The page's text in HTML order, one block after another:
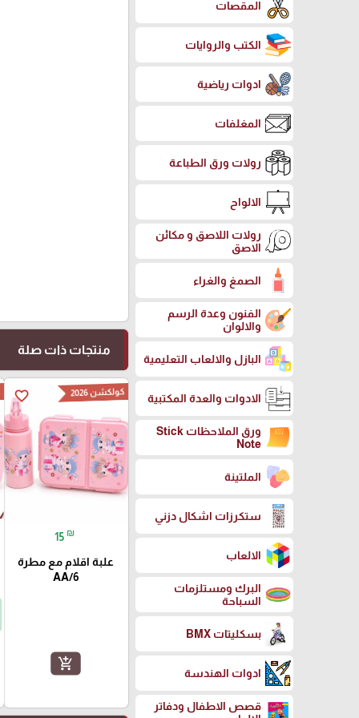
المقصات
الكتب والروايات
ادوات رياضية
المغلفات
رولات ورق الطباعة
الالواح
رولات اللاصق و مكائن
الاصق
الصمغ والغراء
الفنون وعدة الرسم
والالوان
البازل والالعاب التعليمية
الادوات والعدة المكتبية
ورق الملاحظات Stick
Note
الملتينة
ستكرزات اشكال دزني
الالعاب
البرك ومستلزمات
السباحة
بسكليتات BMX
ادوات الهندسة
قصص الاطفال ودفاتر
منتجات ذات صلة
favorite_border كولكشن 2026
15 ₪
علبة اقلام مع مطرة
AA/6
add_shopping_cart